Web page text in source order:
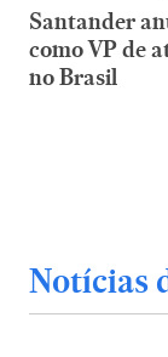
Santander
como VP de
no Brasil
Notícias